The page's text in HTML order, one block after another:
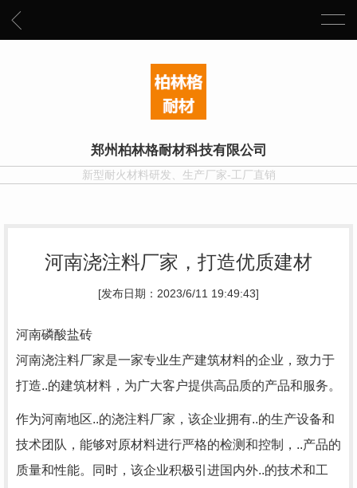
郑州柏林格耐材科技有限公司
新型耐火材料研发、生产厂家-工厂直销
河南浇注料厂家，打造优质建材
[发布日期：2023/6/11 19:49:43]
河南磷酸盐砖
河南浇注料厂家是一家专业生产建筑材料的企业，致力于
打造..的建筑材料，为广大客户提供高品质的产品和服务。
作为河南地区..的浇注料厂家，该企业拥有..的生产设备和
技术团队，能够对原材料进行严格的检测和控制，..产品的
质量和性能。同时，该企业积极引进国内外..的技术和工